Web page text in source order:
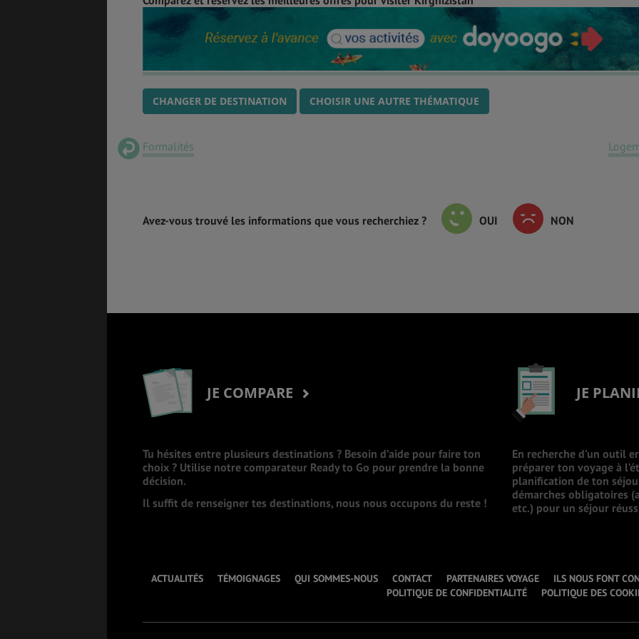
CHANGER DE DESTINATION CHOISIR UNE AUTRE THÉMATIQUE
Formalités
Avez-vous trouvé les informations que vous recherchiez ? OUI NON
JE COMPARE
Tu hésites entre plusieurs destinations ? Besoin d’aide pour faire ton
choix ? Utilise notre comparateur Ready to Go pour prendre la bonne
décision.
Il suffit de renseigner tes destinations, nous nous occupons du reste !
JE
En recherche d’un outil
préparer ton voyage à
planification de ton
démarches obligatoires
etc.) pour un séjour
ACTUALITÉS TÉMOIGNAGES QUI SOMMES-NOUS CONTACT PARTENAIRES VOYAGE
ILS NOUS FONT
POLITIQUE DE CONFIDENTIALITÉ
POLITIQUE DES